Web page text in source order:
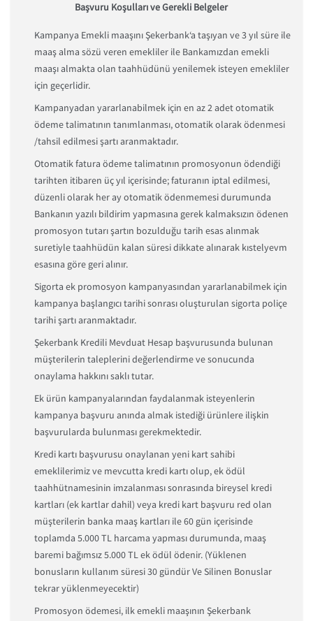
Başvuru Koşulları ve Gerekli Belgeler
Kampanya Emekli maaşını Şekerbank‘a taşıyan ve 3 yıl süre ile
maaş alma sözü veren emekliler ile Bankamızdan emekli
maaşı almakta olan taahhüdünü yenilemek isteyen emekliler
için geçerlidir.
Kampanyadan yararlanabilmek için en az 2 adet otomatik
ödeme talimatının tanımlanması, otomatik olarak ödenmesi
/tahsil edilmesi şartı aranmaktadır.
Otomatik fatura ödeme talimatının promosyonun ödendiği
tarihten itibaren üç yıl içerisinde; faturanın iptal edilmesi,
düzenli olarak her ay otomatik ödenmemesi durumunda
Bankanın yazılı bildirim yapmasına gerek kalmaksızın ödenen
promosyon tutarı şartın bozulduğu tarih esas alınmak
suretiyle taahhüdün kalan süresi dikkate alınarak kıstelyevm
esasına göre geri alınır.
Sigorta ek promosyon kampanyasından yararlanabilmek için
kampanya başlangıcı tarihi sonrası oluşturulan sigorta poliçe
tarihi şartı aranmaktadır.
Şekerbank Kredili Mevduat Hesap başvurusunda bulunan
müşterilerin taleplerini değerlendirme ve sonucunda
onaylama hakkını saklı tutar.
Ek ürün kampanyalarından faydalanmak isteyenlerin
kampanya başvuru anında almak istediği ürünlere ilişkin
başvurularda bulunması gerekmektedir.
Kredi kartı başvurusu onaylanan yeni kart sahibi
emeklilerimiz ve mevcutta kredi kartı olup, ek ödül
taahhütnamesinin imzalanması sonrasında bireysel kredi
kartları (ek kartlar dahil) veya kredi kart başvuru red olan
müşterilerin banka maaş kartları ile 60 gün içerisinde
toplamda 5.000 TL harcama yapması durumunda, maaş
baremi bağımsız 5.000 TL ek ödül ödenir. (Yüklenen
bonusların kullanım süresi 30 gündür Ve Silinen Bonuslar
tekrar yüklenmeyecektir)
Promosyon ödemesi, ilk emekli maaşının Şekerbank